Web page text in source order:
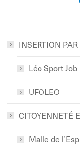
INSERTION PAR
Léo Sport Job
UFOLEO
CITOYENNETÉ
Malle de